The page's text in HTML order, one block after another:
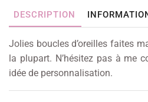
DESCRIPTION
Jolies boucles d’oreilles faites
la plupart. N’hésitez pas à me
idée de personnalisation.